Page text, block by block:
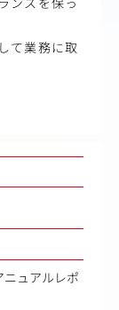
て業務に取
ュアルレポ